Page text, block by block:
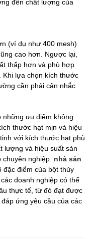
đến chất lượng của
(ví dụ như 400 mesh)
cao hơn. Ngược lại,
thấp hơn và phù hợp
Khi lựa chọn kích thước
cần phải cân nhắc
những ưu điểm không
thước hạt mịn và hiệu
với kích thước hạt phù
lượng và hiệu suất sản
nghiệp. nhà sản
đặc điểm của bột thủy
doanh nghiệp có thể
thực tế, từ đó đạt được
ứng yêu cầu của các